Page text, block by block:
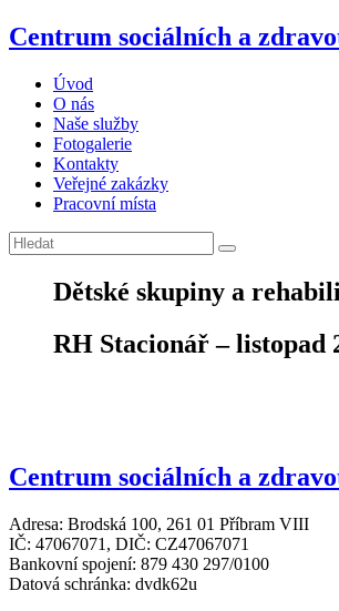
Centrum sociálních a
Úvod
O nás
Naše služby
Fotogalerie
Kontakty
Veřejné zakázky
Pracovní místa
Dětské skupiny a
RH Stacionář – listopad
Centrum sociálních a
Adresa: Brodská 100, 261 01 Příbram VIII
IČ: 47067071, DIČ: CZ47067071
Bankovní spojení: 879 430 297/0100
Datová schránka: dvdk62u